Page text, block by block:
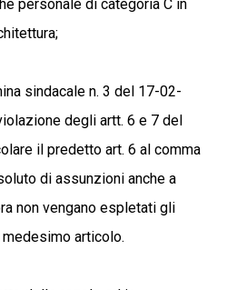
personale di categoria C in
sindacale n. 3 del 17-02-
degli artt. 6 e 7 del
il predetto art. 6 al comma
di assunzioni anche a
non vengano espletati gli
articolo.